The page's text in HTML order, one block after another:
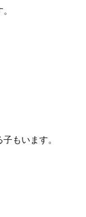
もいます。